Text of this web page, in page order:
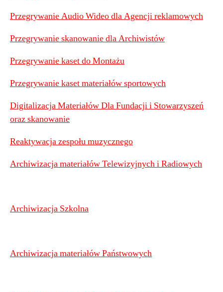
Przegrywanie Audio Wideo dla Agencji reklamowych
Przegrywanie skanowanie dla Archiwistów
Przegrywanie kaset do Montażu
Przegrywanie kaset materiałów sportowych
Digitalizacja Materiałów Dla Fundacji i Stowarzyszeń
oraz skanowanie
Reaktywacja zespołu muzycznego
Archiwizacja materiałów Telewizyjnych i Radiowych
Archiwizacja Szkolna
Archiwizacja materiałów Państwowych